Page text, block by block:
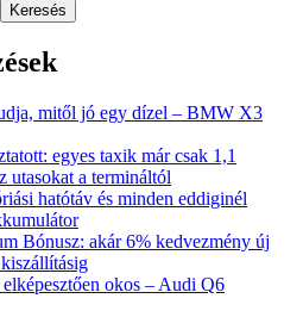
Keresés
mitől jó egy dízel – BMW X3
egyes taxik már csak 1,1
utasokat a termináltól
hatótáv és minden eddiginél
Bónusz: akár 6% kedvezmény új
okos – Audi Q6